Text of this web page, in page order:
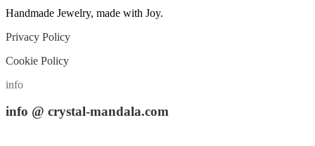
Handmade Jewelry, made with Joy.
Privacy Policy
Cookie Policy
info
info @ crystal-mandala.com